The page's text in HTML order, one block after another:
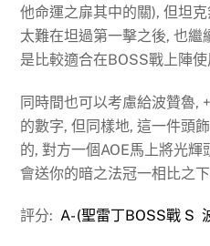
他命運之扉其中的關), 但坦
太難在坦過第一擊之後, 也
是比較適合在BOSS戰上陣使
同時間也可以考慮給波贊魯,
的數字, 但同樣地, 這一件頭
的, 對方一個AOE馬上將光
會送你的暗之法冠一相比之
評分:A- (聖雷丁BOSS戰 S